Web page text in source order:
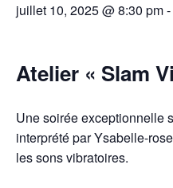
juillet 10, 2025 @ 8:30 pm-
Atelier « Slam
Une soirée exceptionnelle
interprété par Ysabelle-
les sons vibratoires.